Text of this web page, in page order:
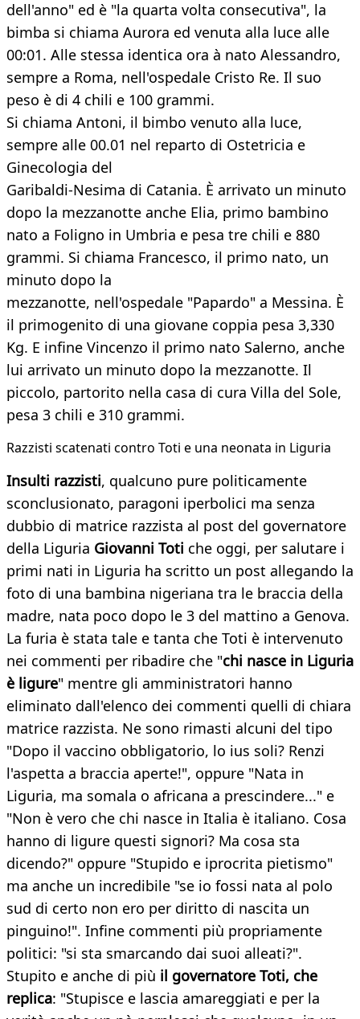
dell'anno" ed è "la quarta volta consecutiva", la
bimba si chiama Aurora ed venuta alla luce alle
00:01. Alle stessa identica ora à nato Alessandro,
sempre a Roma, nell'ospedale Cristo Re. Il suo
peso è di 4 chili e 100 grammi.
Si chiama Antoni, il bimbo venuto alla luce,
sempre alle 00.01 nel reparto di Ostetricia e
Ginecologia del
Garibaldi-Nesima di Catania. È arrivato un minuto
dopo la mezzanotte anche Elia, primo bambino
nato a Foligno in Umbria e pesa tre chili e 880
grammi. Si chiama Francesco, il primo nato, un
minuto dopo la
mezzanotte, nell'ospedale "Papardo" a Messina. È
il primogenito di una giovane coppia pesa 3,330
Kg. E infine Vincenzo il primo nato Salerno, anche
lui arrivato un minuto dopo la mezzanotte. Il
piccolo, partorito nella casa di cura Villa del Sole,
pesa 3 chili e 310 grammi.
Razzisti scatenati contro Toti e una neonata in Liguria​
Insulti razzisti, qualcuno pure politicamente
sconclusionato, paragoni iperbolici ma senza
dubbio di matrice razzista al post del governatore
della Liguria Giovanni Toti che oggi, per salutare i
primi nati in Liguria ha scritto un post allegando la
foto di una bambina nigeriana tra le braccia della
madre, nata poco dopo le 3 del mattino a Genova.
La furia è stata tale e tanta che Toti è intervenuto
nei commenti per ribadire che "chi nasce in Liguria
è ligure" mentre gli amministratori hanno
eliminato dall'elenco dei commenti quelli di chiara
matrice razzista. Ne sono rimasti alcuni del tipo
"Dopo il vaccino obbligatorio, lo ius soli? Renzi
l'aspetta a braccia aperte!", oppure "Nata in
Liguria, ma somala o africana a prescindere..." e
"Non è vero che chi nasce in Italia è italiano. Cosa
hanno di ligure questi signori? Ma cosa sta
dicendo?" oppure "Stupido e iprocrita pietismo"
ma anche un incredibile "se io fossi nata al polo
sud di certo non ero per diritto di nascita un
pinguino!". Infine commenti più propriamente
politici: "si sta smarcando dai suoi alleati?".
Stupito e anche di più il governatore Toti, che
replica: "Stupisce e lascia amareggiati e per la